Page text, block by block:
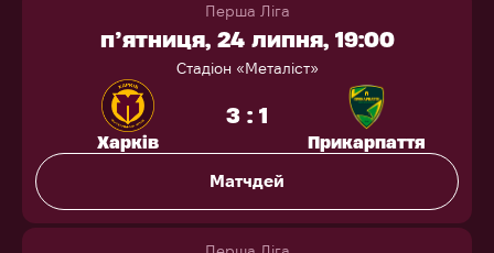
Перша Ліга
п’ятниця, 24 липня, 19:00
Стадіон «Металіст»
Харків
3 : 1
Прикарпаття
Матчдей